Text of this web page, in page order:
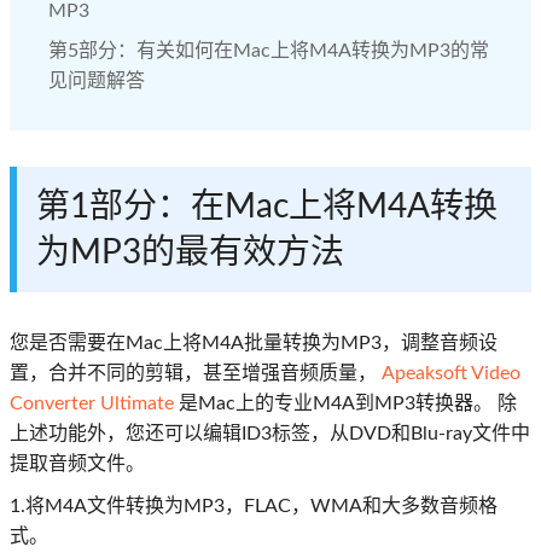
MP3
第5部分：有关如何在Mac上将M4A转换为MP3的常
见问题解答
第1部分：在Mac上将M4A转换
为MP3的最有效方法
您是否需要在Mac上将M4A批量转换为MP3，调整音频设
置，合并不同的剪辑，甚至增强音频质量， Apeaksoft Video
Converter Ultimate 是Mac上的专业M4A到MP3转换器。 除
上述功能外，您还可以编辑ID3标签，从DVD和Blu-ray文件中
提取音频文件。
1.将M4A文件转换为MP3，FLAC，WMA和大多数音频格
式。